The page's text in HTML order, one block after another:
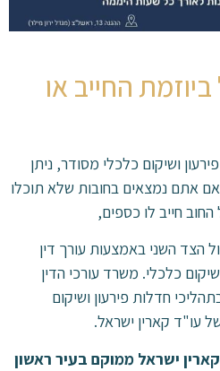
החייב או
ושיקום כלכלי מסודר, ניתן
אם אתם נמצאים בחובות שלא תוכלו
חייב לו כספים,
הצד השני באמצעות עורך דין
כלכלי. משרד עורכי הדין
חדלות פירעון ושיקום
עו"ד קארין ישראל.
ישראל ממוקם בעיר ראשון